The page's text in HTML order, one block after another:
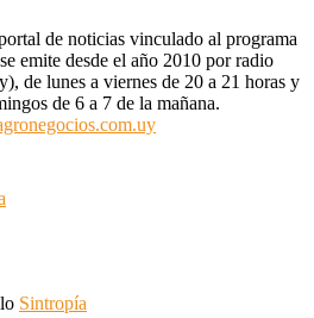
de noticias vinculado al programa
emite desde el año 2010 por radio
de lunes a viernes de 20 a 21 horas y
de 6 a 7 de la mañana.
Sintropía